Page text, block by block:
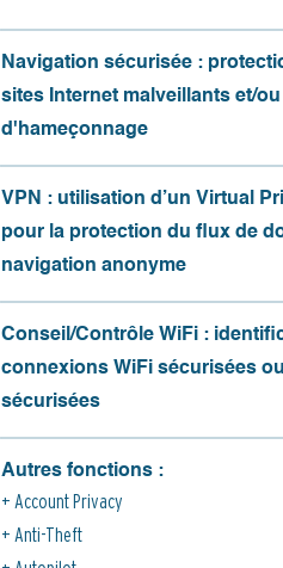
Navigation sécurisée :
sites Internet malveillants et/
d'hameçonnage
VPN : utilisation d’un Virtual
pour la protection du flux de
navigation anonyme
Conseil/Contrôle WiFi :
connexions WiFi sécurisées
sécurisées
Autres fonctions :
Account Privacy
Anti-Theft